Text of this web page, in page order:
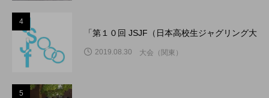
4
「第１０回 JSJF（日本高校生ジャグリング大
2019.08.30 大会（関東）
5